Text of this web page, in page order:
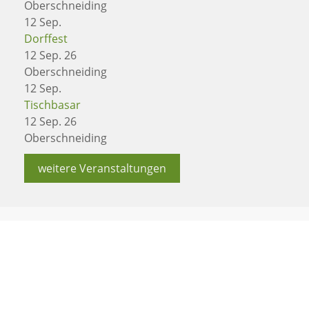
Oberschneiding
12 Sep.
Dorffest
12 Sep. 26
Oberschneiding
12 Sep.
Tischbasar
12 Sep. 26
Oberschneiding
weitere Veranstaltungen